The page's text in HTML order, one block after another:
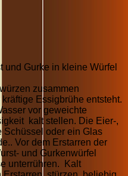
und Gurke in kleine Würfel
zusammen
Essigbrühe entsteht.
vor geweichte
kalt stellen. Die Eier-,
Schüssel oder ein Glas
Vor dem Erstarren der
und Gurkenwürfel
unterrühren. Kalt